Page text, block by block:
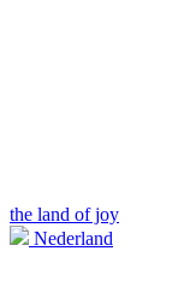
the land of joy
Nederland